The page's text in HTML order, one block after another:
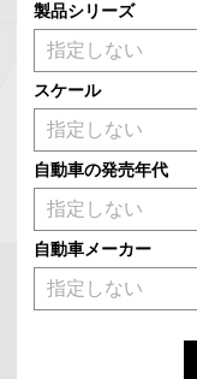
製品シリーズ
スケール
自動車の発売年代
自動車メーカー